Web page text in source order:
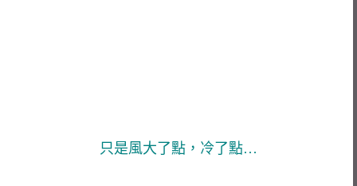
只是風大了點，冷了點…